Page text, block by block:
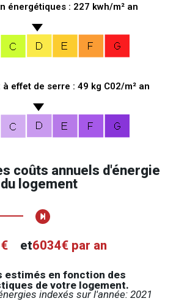
énergétiques : 227 kwh/m² an
effet de serre : 49 kg C02/m² an
coûts annuels d'énergie
du logement
et6034€ par an
estimés en fonction des
de votre logement.
indexés sur l'année: 2021